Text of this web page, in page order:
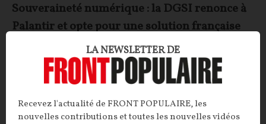
Souveraineté numérique : la DGSI renonce à
Palantir et opte pour une solution française
Après dix ans de dépendance au géant
américain Palantir, la DGSI s'en sépare enfin au profit
de la solution tricolore ChapsVision. Un revirement
inespéré, qui doit désormais faire ses preuves en
matière de souveraineté stratégique.
LA NEWSLETTER DE
Recevez l'actualité de FRONT POPULAIRE, les
nouvelles contributions et toutes les nouvelles vidéos